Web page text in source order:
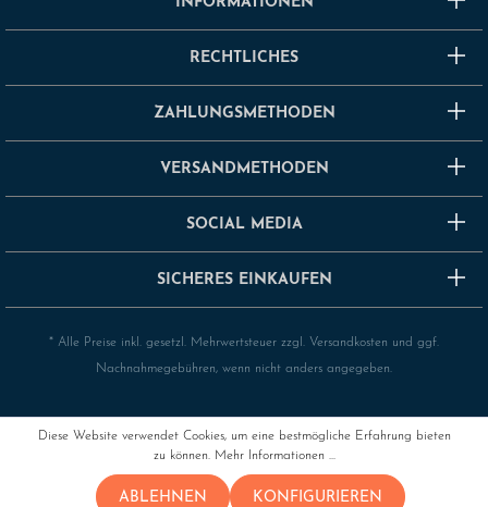
RECHTLICHES
ZAHLUNGSMETHODEN
VERSANDMETHODEN
SOCIAL MEDIA
SICHERES EINKAUFEN
* Alle Preise inkl. gesetzl. Mehrwertsteuer zzgl. Versandkosten und ggf.
Nachnahmegebühren, wenn nicht anders angegeben.
Diese Website verwendet Cookies, um eine bestmögliche Erfahrung bieten
zu können. Mehr Informationen ...
ABLEHNEN KONFIGURIEREN